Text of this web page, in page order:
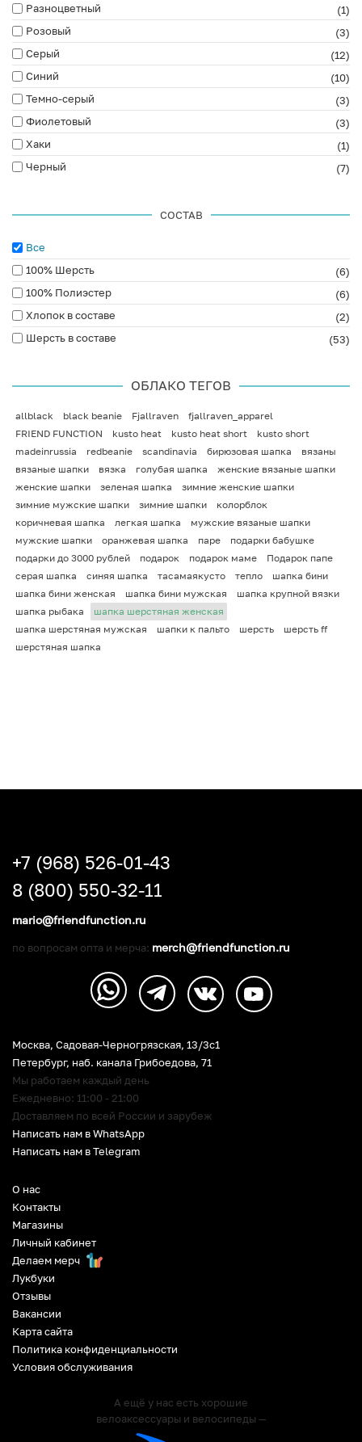
Разноцветный
(1)
Розовый
(3)
Серый
(12)
Синий
(10)
Темно-серый
(3)
Фиолетовый
(3)
Хаки
(1)
Черный
(7)
СОСТАВ
Все
100% Шерсть
(6)
100% Полиэстер
(6)
Хлопок в составе
(2)
Шерсть в составе
(53)
ОБЛАКО ТЕГОВ
allblack black beanie Fjallraven
fjallraven_apparel
FRIEND FUNCTION
kusto heat kusto heat short
kusto short
madeinrussia
redbeanie scandinavia бирюзовая шапка
вязаны
вязаные шапки
вязка голубая шапка
женские вязаные шапки
женские шапки
зеленая шапка
зимние женские шапки
зимние мужские шапки
зимние шапки
колорблок
коричневая шапка
легкая шапка
мужские вязаные шапки
мужские шапки
оранжевая шапка паре
подарки бабушке
подарки до 3000 рублей
подарок подарок маме
Подарок папе
серая шапка
синяя шапка тасамаякусто тепло
шапка бини
шапка бини женская
шапка бини мужская
шапка крупной вязки
шапка рыбака
шапка шерстяная женская
шапка шерстяная мужская
шапки к пальто шерсть
шерсть ff
шерстяная шапка
О нас
Контакты
Магазины
Личный кабинет
Делаем мерч
Лукбуки
Отзывы
Вакансии
Карта сайта
Политика конфиденциальности
Условия обслуживания
А ещё у нас есть хорошие
велоаксессуары и велосипеды —
Москва, Садовая-Черногрязская, 13/3c1
Петербург, наб. канала Грибоедова, 71
Мы работаем каждый день
Ежедневно: 11:00 - 21:00
Доставляем по всей России и зарубеж
Написать нам в WhatsApp
Написать нам в Telegram
+7 (968) 526-01-43
8 (800) 550-32-11
mario@friendfunction.ru
по вопросам опта и мерча: merch@friendfunction.ru